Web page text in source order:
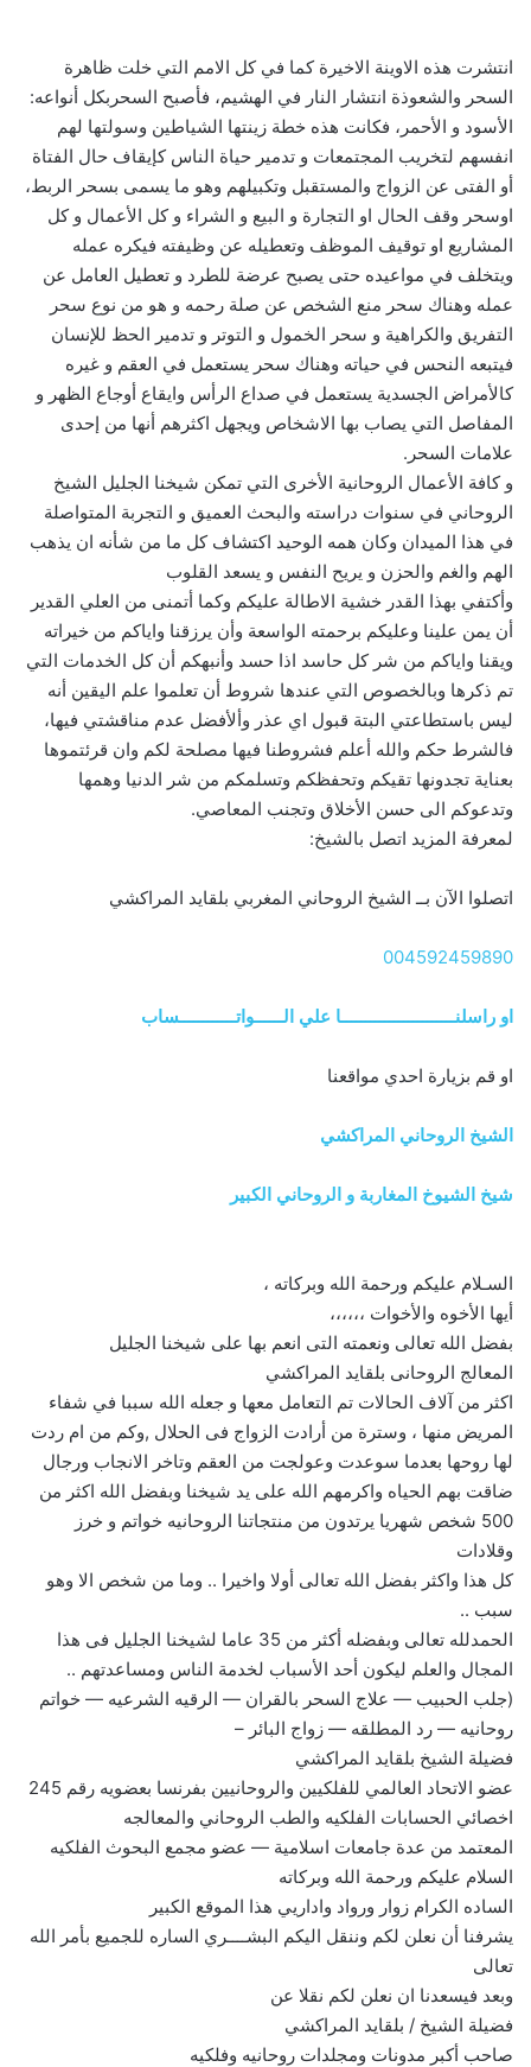
انتشرت هذه الاوينة الاخيرة كما في كل الامم التي خلت ظاهرة
السحر والشعوذة انتشار النار في الهشيم، فأصبح السحربكل أنواعه:
الأسود و الأحمر، فكانت هذه خطة زينتها الشياطين وسولتها لهم
انفسهم لتخريب المجتمعات و تدمير حياة الناس كإيقاف حال الفتاة
أو الفتى عن الزواج والمستقبل وتكبيلهم وهو ما يسمى بسحر الربط،
اوسحر وقف الحال او التجارة و البيع و الشراء و كل الأعمال و كل
المشاريع او توقيف الموظف وتعطيله عن وظيفته فيكره عمله
ويتخلف في مواعيده حتى يصبح عرضة للطرد و تعطيل العامل عن
عمله وهناك سحر منع الشخص عن صلة رحمه و هو من نوع سحر
التفريق والكراهية و سحر الخمول و التوتر و تدمير الحظ للإنسان
فيتبعه النحس في حياته وهناك سحر يستعمل في العقم و غيره
كالأمراض الجسدية يستعمل في صداع الرأس وايقاع أوجاع الظهر و
المفاصل التي يصاب بها الاشخاص ويجهل اكثرهم أنها من إحدى
علامات السحر.
و كافة الأعمال الروحانية الأخرى التي تمكن شيخنا الجليل الشيخ
الروحاني في سنوات دراسته والبحث العميق و التجربة المتواصلة
في هذا الميدان وكان همه الوحيد اكتشاف كل ما من شأنه ان يذهب
الهم والغم والحزن و يريح النفس و يسعد القلوب
وأكتفي بهذا القدر خشية الاطالة عليكم وكما أتمنى من العلي القدير
أن يمن علينا وعليكم برحمته الواسعة وأن يرزقنا واياكم من خيراته
ويقنا واياكم من شر كل حاسد اذا حسد وأنبهكم أن كل الخدمات التي
تم ذكرها وبالخصوص التي عندها شروط أن تعلموا علم اليقين أنه
ليس باستطاعتي البتة قبول اي عذر وألأفضل عدم مناقشتي فيها،
فالشرط حكم والله أعلم فشروطنا فيها مصلحة لكم وان قرئتموها
بعناية تجدونها تقيكم وتحفظكم وتسلمكم من شر الدنيا وهمها
وتدعوكم الى حسن الأخلاق وتجنب المعاصي.
لمعرفة المزيد اتصل بالشيخ:
اتصلوا الآن بــ الشيخ الروحاني المغربي بلقايد المراكشي
004592459890
او راسلنــــــــــــــــــــــــا علي الــــــواتــــــــــــساب
او قم بزيارة احدي مواقعنا
الشيخ الروحاني المراكشي
شيخ الشيوخ المغاربة و الروحاني الكبير
السـلام عليكم ورحمة الله وبركاته ،
أيها الأخوه والأخوات ،،،،،،
بفضل الله تعالى ونعمته التى انعم بها على شيخنا الجليل
المعالج الروحانى بلقايد المراكشي
اكثر من آلاف الحالات تم التعامل معها و جعله الله سببا في شفاء
المريض منها ، وسترة من أرادت الزواج فى الحلال ,وكم من ام ردت
لها روحها بعدما سوعدت وعولجت من العقم وتاخر الانجاب ورجال
ضاقت بهم الحياه واكرمهم الله على يد شيخنا وبفضل الله اكثر من
500 شخص شهريا يرتدون من منتجاتنا الروحانيه خواتم و خرز
وقلادات
كل هذا واكثر بفضل الله تعالى أولا واخيرا .. وما من شخص الا وهو
سبب ..
الحمدلله تعالى وبفضله أكثر من 35 عاما لشيخنا الجليل فى هذا
المجال والعلم ليكون أحد الأسباب لخدمة الناس ومساعدتهم ..
(جلب الحبيب — علاج السحر بالقران — الرقيه الشرعيه — خواتم
روحانيه — رد المطلقه — زواج البائر –
فضيلة الشيخ بلقايد المراكشي
عضو الاتحاد العالمي للفلكيين والروحانيين بفرنسا بعضويه رقم 245
اخصائي الحسابات الفلكيه والطب الروحاني والمعالجه
المعتمد من عدة جامعات اسلامية — عضو مجمع البحوث الفلكيه
السلام عليكم ورحمة الله وبركاته
الساده الكرام زوار ورواد واداريي هذا الموقع الكبير
يشرفنا أن نعلن لكم وننقل اليكم البشــــري الساره للجميع بأمر الله
تعالى
وبعد فيسعدنا ان نعلن لكم نقلا عن
فضيلة الشيخ / بلقايد المراكشي
صاحب أكبر مدونات ومجلدات روحانيه وفلكيه